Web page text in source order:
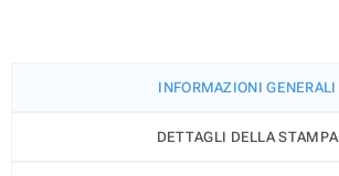
INFORMAZIONI GENERALI
DETTAGLI DELLA STAMPA